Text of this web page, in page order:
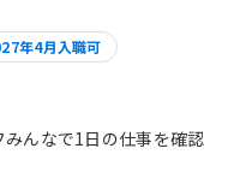
年4月入職可
みんなで1日の仕事を確認